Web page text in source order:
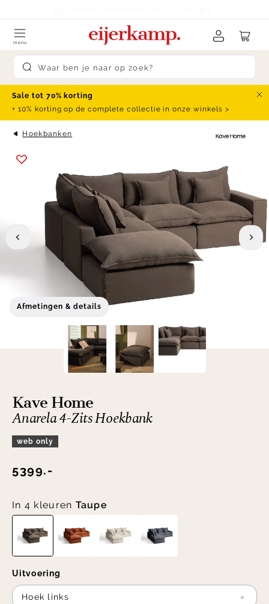
Submit search
menu
Sale tot 70% korting
+ 10% korting op de complete collectie in onze winkels >
Hoekbanken
Afmetingen & details
Kave Home
Anarela 4-Zits Hoekbank
web only
5399.-
In 4 kleuren Taupe
Uitvoering
Hoek links